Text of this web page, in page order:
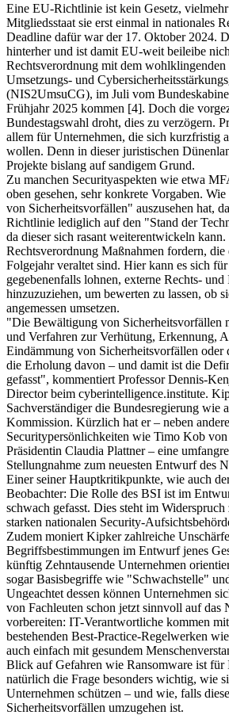
Eine EU-Richtlinie ist kein Gesetz, vielmehr
Mitgliedsstaat sie erst einmal in nationales
Deadline dafür war der 17. Oktober 2024.
hinterher und ist damit EU-weit beileibe
Rechtsverordnung mit dem
Umsetzungs- und
(NIS2UmsuCG), im Juli vom
Frühjahr 2025 kommen [4]. Doch die
Bundestagswahl droht, dies zu verzögern.
allem für Unternehmen, die sich kurzfristig
wollen. Denn in dieser juristischen
Projekte bislang auf sandigem Grund.
Zu manchen Securityaspekten wie etwa
oben gesehen, sehr konkrete Vorgaben.
von Sicherheitsvorfällen" auszusehen hat,
Richtlinie lediglich auf den "Stand der
da dieser sich rasant weiterentwickeln
Rechtsverordnung Maßnahmen fordern,
Folgejahr veraltet sind. Hier kann es sich
gegebenenfalls lohnen, externe Rechts-
hinzuzuziehen, um bewerten zu lassen, ob
angemessen umsetzen.
"Die Bewältigung von Sicherheitsvorfällen
und Verfahren zur Verhütung, Erkennung,
Eindämmung von Sicherheitsvorfällen oder
die Erholung davon – und damit ist die
gefasst", kommentiert Professor Dennis-
Director beim cyberintelligence.institute.
Sachverständiger die Bundesregierung wie
Kommission. Kürzlich hat er – neben
Securitypersönlichkeiten wie Timo Kob
Präsidentin Claudia Plattner – eine
Stellungnahme zum neuesten Entwurf des
Einer seiner Hauptkritikpunkte, wie auch
Beobachter: Die Rolle des BSI ist im
schwach gefasst. Dies steht im
starken nationalen Security-
Zudem moniert Kipker zahlreiche
Begriffsbestimmungen im Entwurf jenes
künftig Zehntausende Unternehmen
sogar Basisbegriffe wie "Schwachstelle"
Ungeachtet dessen können Unternehmen
von Fachleuten schon jetzt sinnvoll auf das
vorbereiten: IT-Verantwortliche kommen
bestehenden Best-Practice-Regelwerken
auch einfach mit gesundem
Blick auf Gefahren wie Ransomware ist für
natürlich die Frage besonders wichtig, wie
Unternehmen schützen – und wie, falls
Sicherheitsvorfällen umzugehen ist.